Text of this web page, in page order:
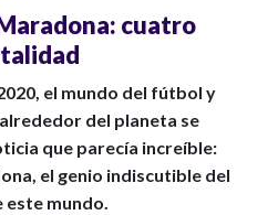
cuatro
el mundo del fútbol y
del planeta se
que parecía increíble:
el genio indiscutible del
este mundo.